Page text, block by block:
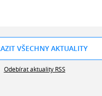
VŠECHNY AKTUALITY
Odebírat aktuality RSS